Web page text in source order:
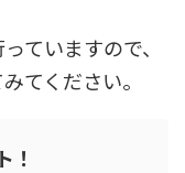
ていますので、
てください。
！